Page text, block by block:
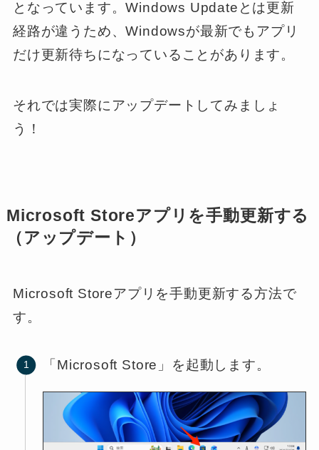
となっています。Windows Updateとは更新
経路が違うため、Windowsが最新でもアプリ
だけ更新待ちになっていることがあります。
それでは実際にアップデートしてみましょ
う！
Microsoft Storeアプリを手動更新する
（アップデート）
Microsoft Storeアプリを手動更新する方法で
す。
「Microsoft Store」を起動します。